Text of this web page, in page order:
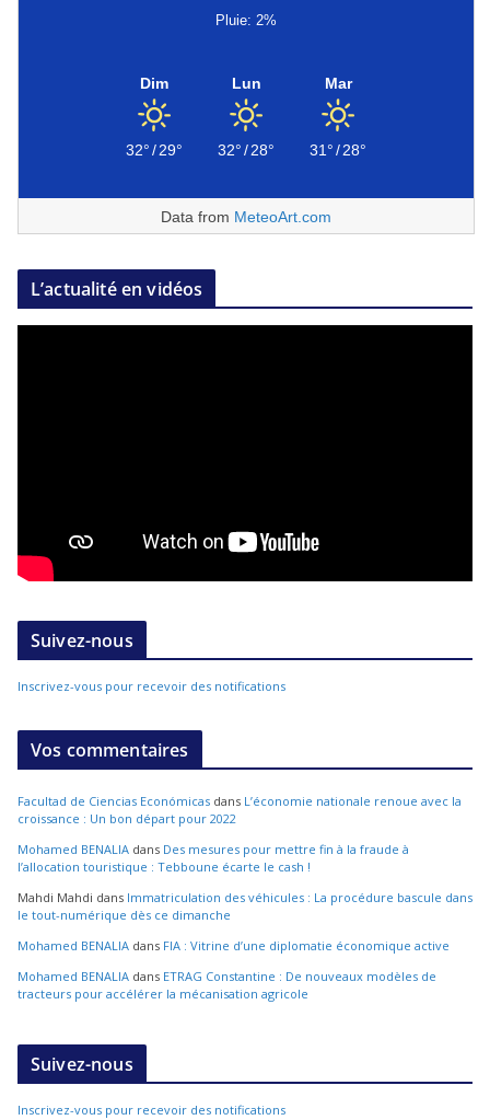
Pluie: 2%
Dim
32°/29°
Lun
32°/28°
Mar
31°/28°
Data from MeteoArt.com
L’actualité en vidéos
Suivez-nous
Inscrivez-vous pour recevoir des notifications
Vos commentaires
Facultad de Ciencias Económicas dans L’économie nationale renoue avec la
croissance : Un bon départ pour 2022
Mohamed BENALIA dans Des mesures pour mettre fin à la fraude à
l’allocation touristique : Tebboune écarte le cash !
Mahdi Mahdi dans Immatriculation des véhicules : La procédure bascule dans
le tout-numérique dès ce dimanche
Mohamed BENALIA dans FIA : Vitrine d’une diplomatie économique active
Mohamed BENALIA dans ETRAG Constantine : De nouveaux modèles de
tracteurs pour accélérer la mécanisation agricole
Suivez-nous
Inscrivez-vous pour recevoir des notifications